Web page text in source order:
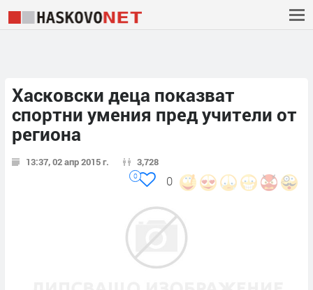
Хасковски деца показват
спортни умения пред учители от
региона
13:37, 02 апр 2015 г. 3,728
0
0